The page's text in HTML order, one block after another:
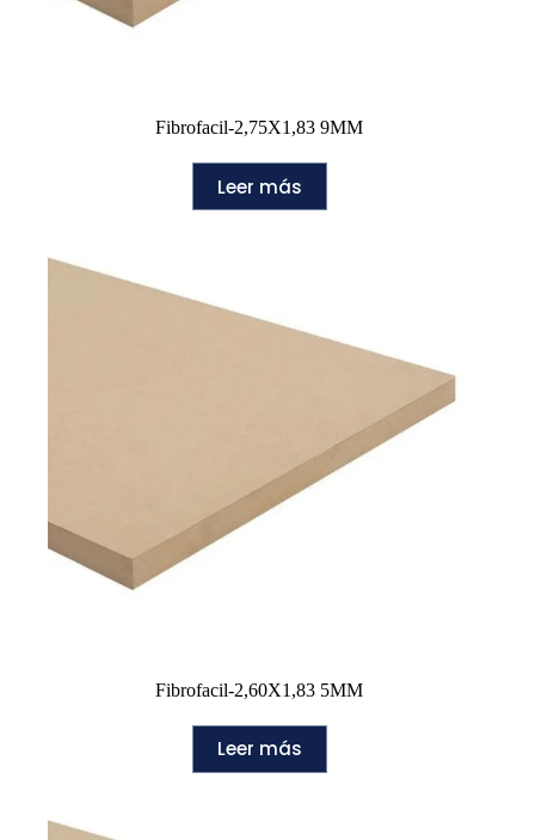
Fibrofacil-2,75X1,83 9MM
Leer más
Fibrofacil-2,60X1,83 5MM
Leer más